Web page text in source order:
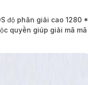
độ phân giải cao 1280 *
quyền giúp giải mã mã